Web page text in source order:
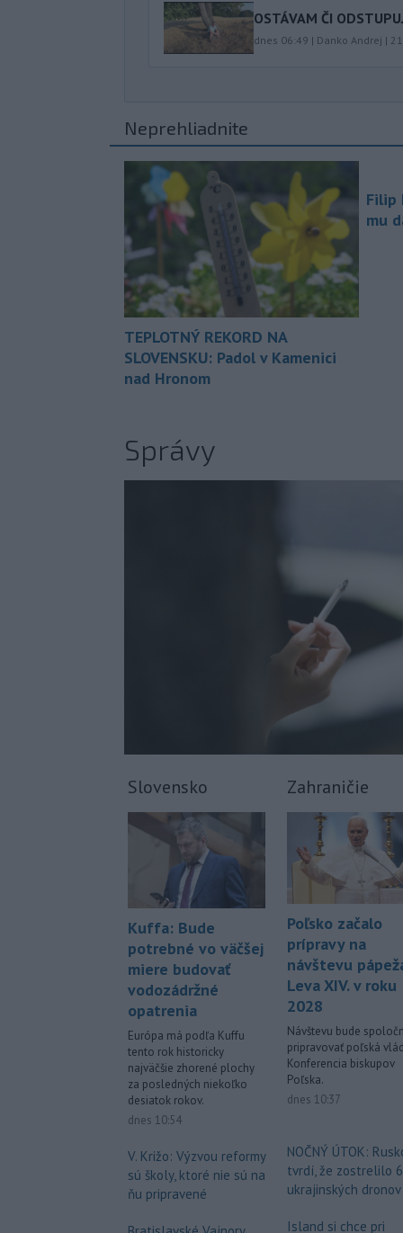
OSTÁVAM ČI
dnes 06:49 | Danko Andrej |
Neprehliadnite
TEPLOTNÝ REKORD NA
SLOVENSKU: Padol v Kamenici
nad Hronom
Filip
mu
Správy
Slovensko
Kuffa: Bude
potrebné vo väčšej
miere budovať
vodozádržné
opatrenia
Európa má podľa Kuffu
tento rok historicky
najväčšie zhorené plochy
za posledných niekoľko
desiatok rokov.
dnes 10:54
V. Križo: Výzvou reformy
sú školy, ktoré nie sú na
ňu pripravené
Zahraničie
Poľsko začalo
prípravy na
návštevu
Leva XIV. v roku
2028
Návštevu bude
pripravovať poľská
Konferencia biskupov
Poľska.
dnes 10:37
NOČNÝ ÚTOK:
tvrdí, že zostrelilo
ukrajinských dronov
Island si chce pri